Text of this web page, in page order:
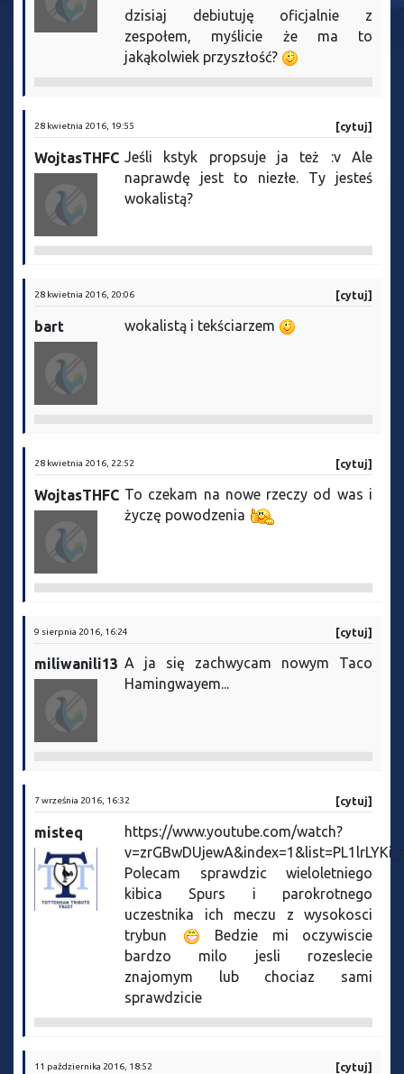
dzisiaj debiutuję oficjalnie z
zespołem, myślicie że ma to
jakąkolwiek przyszłość?
28 kwietnia 2016, 19:55 [cytuj]
WojtasTHFC Jeśli kstyk propsuje ja też :v Ale
naprawdę jest to niezłe. Ty jesteś
wokalistą?
28 kwietnia 2016, 20:06 [cytuj]
bart wokalistą i tekściarzem
28 kwietnia 2016, 22:52 [cytuj]
WojtasTHFC To czekam na nowe rzeczy od was i
życzę powodzenia
9 sierpnia 2016, 16:24 [cytuj]
miliwanili13 A ja się zachwycam nowym Taco
Hamingwayem...
7 września 2016, 16:32 [cytuj]
misteq
https://www.youtube.com/watch?
Polecam sprawdzic wieloletniego
kibica Spurs i parokrotnego
uczestnika ich meczu z wysokosci
trybun
Bedzie mi oczywiscie
bardzo milo jesli rozeslecie
znajomym lub chociaz sami
sprawdzicie
11 października 2016, 18:52 [cytuj]